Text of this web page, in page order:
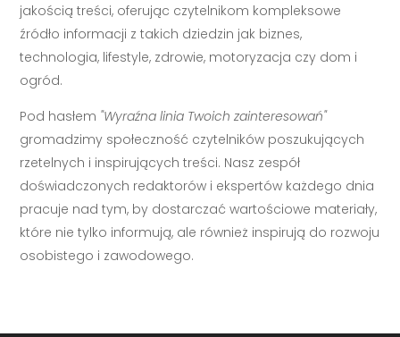
jakością treści, oferując czytelnikom kompleksowe
źródło informacji z takich dziedzin jak biznes,
technologia, lifestyle, zdrowie, motoryzacja czy dom i
ogród.
Pod hasłem "Wyraźna linia Twoich zainteresowań"
gromadzimy społeczność czytelników poszukujących
rzetelnych i inspirujących treści. Nasz zespół
doświadczonych redaktorów i ekspertów każdego dnia
pracuje nad tym, by dostarczać wartościowe materiały,
które nie tylko informują, ale również inspirują do rozwoju
osobistego i zawodowego.